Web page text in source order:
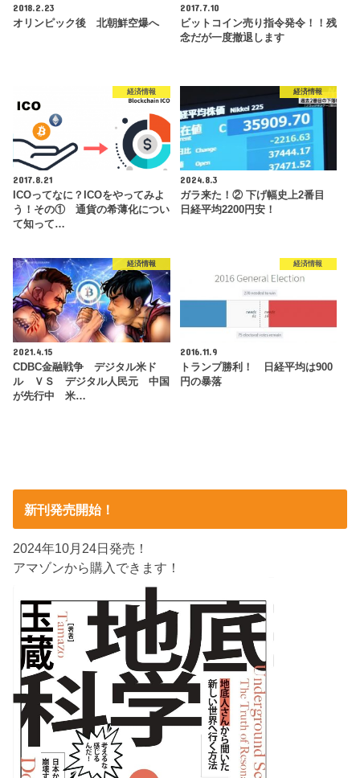
2018.2.23
オリンピック後 北朝鮮空爆へ
2017.7.10
ビットコイン売り指令発令！！残
念だが一度撤退します
経済情報
2017.8.21
ICOってなに？ICOをやってみよ
う！その① 通貨の希薄化につい
て知って…
経済情報
2024.8.3
ガラ来た！② 下げ幅史上2番目
日経平均2200円安！
経済情報
2021.4.15
CDBC金融戦争 デジタル米ド
ル ＶＳ デジタル人民元 中国
が先行中 米…
経済情報
2016.11.9
トランプ勝利！ 日経平均は900
円の暴落
新刊発売開始！
2024年10月24日発売！
アマゾンから購入できます！